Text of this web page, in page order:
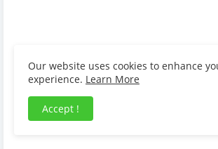
Our website uses cookies to enhance
experience. Learn More
Accept !